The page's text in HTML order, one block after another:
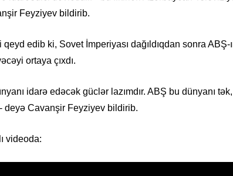
Feyziyev bildirib.
edib ki, Sovet İmperiyası dağıldıqdan sonra ABŞ-
ortaya çıxdı.
idarə edəcək güclər lazımdır. ABŞ bu dünyanı
deyə Cavanşir Feyziyev bildirib.
videoda: